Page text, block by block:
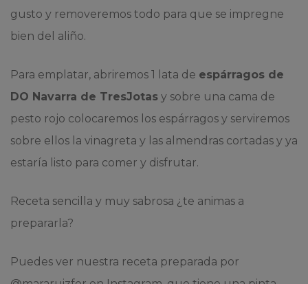
gusto y removeremos todo para que se impregne
bien del aliño.
Para emplatar, abriremos 1 lata de espárragos de
DO Navarra de TresJotas y sobre una cama de
pesto rojo colocaremos los espárragos y serviremos
sobre ellos la vinagreta y las almendras cortadas y ya
estaría listo para comer y disfrutar.
Receta sencilla y muy sabrosa ¿te animas a
prepararla?
Puedes ver nuestra receta preparada por